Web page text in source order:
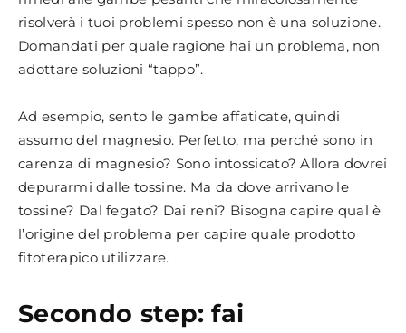
risolverà i tuoi problemi spesso non è una soluzione.
Domandati per quale ragione hai un problema, non
adottare soluzioni “tappo”.
Ad esempio, sento le gambe affaticate, quindi
assumo del magnesio. Perfetto, ma perché sono in
carenza di magnesio? Sono intossicato? Allora dovrei
depurarmi dalle tossine. Ma da dove arrivano le
tossine? Dal fegato? Dai reni? Bisogna capire qual è
l’origine del problema per capire quale prodotto
fitoterapico utilizzare.
Secondo step: fai